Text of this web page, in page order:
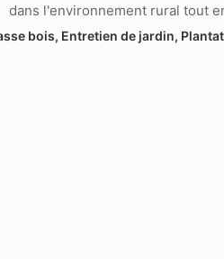
dans l'environnement rural tout
bois, Entretien de jardin,